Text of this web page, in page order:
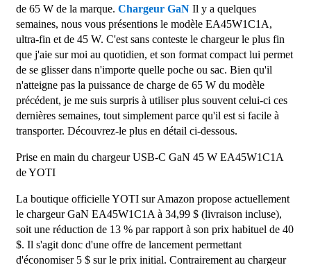
de 65 W de la marque. Chargeur GaNIl y a quelques
semaines, nous vous présentions le modèle EA45W1C1A,
ultra-fin et de 45 W. C'est sans conteste le chargeur le plus fin
que j'aie sur moi au quotidien, et son format compact lui permet
de se glisser dans n'importe quelle poche ou sac. Bien qu'il
n'atteigne pas la puissance de charge de 65 W du modèle
précédent, je me suis surpris à utiliser plus souvent celui-ci ces
dernières semaines, tout simplement parce qu'il est si facile à
transporter. Découvrez-le plus en détail ci-dessous.
Prise en main du chargeur USB-C GaN 45 W EA45W1C1A
de YOTI
La boutique officielle YOTI sur Amazon propose actuellement
le chargeur GaN EA45W1C1A à 34,99 $ (livraison incluse),
soit une réduction de 13 % par rapport à son prix habituel de 40
$. Il s'agit donc d'une offre de lancement permettant
d'économiser 5 $ sur le prix initial. Contrairement au chargeur